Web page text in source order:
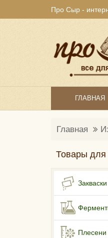
Про Сыр -
ГЛАВНАЯ
Главная
Товары для